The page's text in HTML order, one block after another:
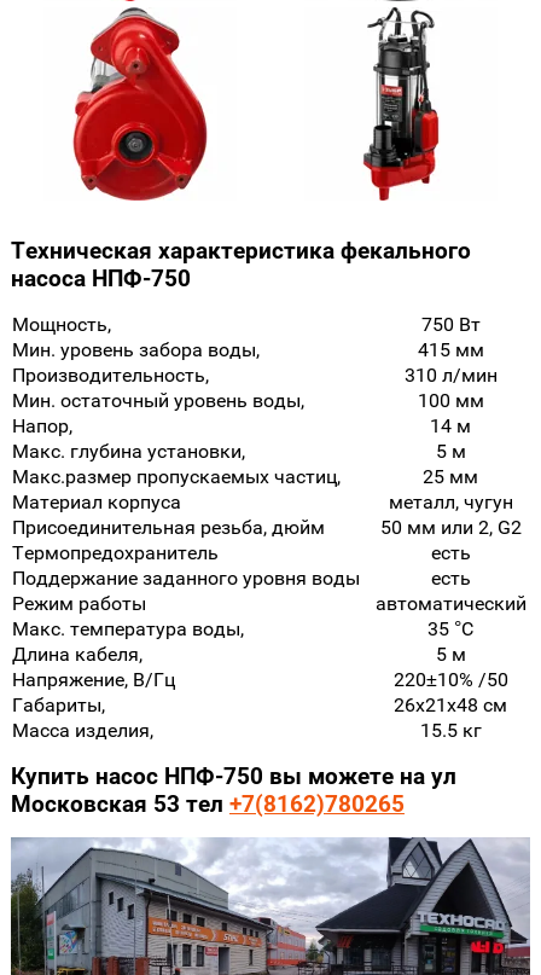
Техническая характеристика фекального
насоса НПФ-750
Мощность,
750 Вт
Мин. уровень забора воды,
415 мм
Производительность,
310 л/мин
Мин. остаточный уровень воды,
100 мм
Напор,
14 м
Макс. глубина установки,
5 м
Макс.размер пропускаемых частиц,
25 мм
Материал корпуса
ме­тал­л, чу­гун
Присоединительная резьба, дюйм
50 мм или 2, G2
Термопредохранитель
есть
Поддержание заданного уровня воды
есть
Режим работы
ав­то­ма­ти­че­ский
Макс. температура воды,
35 °С
Длина кабеля,
5 м
Напряжение, В/Гц
220±10% /50
Габариты,
26x21x48 см
Масса изделия,
15.5 кг
Купить насос НПФ-750 вы можете на ул
Московская 53 тел +7(8162)780265